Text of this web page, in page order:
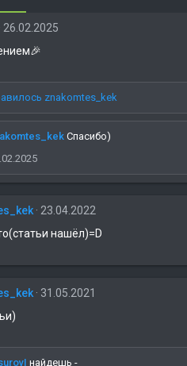
26.02.2025
znakomtes_kek
Спасибо)
23.04.2022
нашёл)=D
31.05.2021
найдешь -